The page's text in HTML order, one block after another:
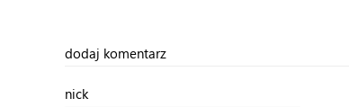
dodaj komentarz
nick